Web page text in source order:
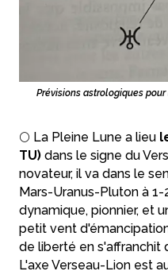
Prévisions astrologiques
🌕 La Pleine Lune a lieu
TU) dans le signe du
novateur, il va dans le
Mars-Uranus-Pluton à 1-
dynamique, pionnier, et
petit vent
de liberté en s'affranchit
L'axe Verseau-Lion est